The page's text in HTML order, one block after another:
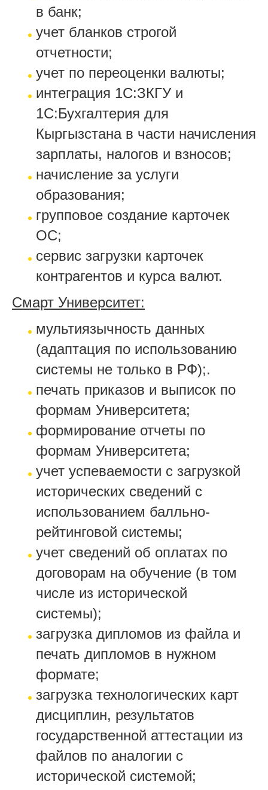
в банк;
учет бланков строгой
отчетности;
учет по переоценки валюты;
интеграция 1С:ЗКГУ и
1С:Бухгалтерия для
Кыргызстана в части начисления
зарплаты, налогов и взносов;
начисление за услуги
образования;
групповое создание карточек
ОС;
сервис загрузки карточек
контрагентов и курса валют.
Смарт Университет:
мультиязычность данных
(адаптация по использованию
системы не только в РФ);.
печать приказов и выписок по
формам Университета;
формирование отчеты по
формам Университета;
учет успеваемости с загрузкой
исторических сведений с
использованием балльно-
рейтинговой системы;
учет сведений об оплатах по
договорам на обучение (в том
числе из исторической
системы);
загрузка дипломов из файла и
печать дипломов в нужном
формате;
загрузка технологических карт
дисциплин, результатов
государственной аттестации из
файлов по аналогии с
исторической системой;